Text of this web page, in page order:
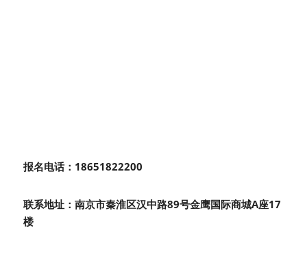
报名电话：18651822200
联系地址：南京市秦淮区汉中路89号金鹰国际商城A座17
楼